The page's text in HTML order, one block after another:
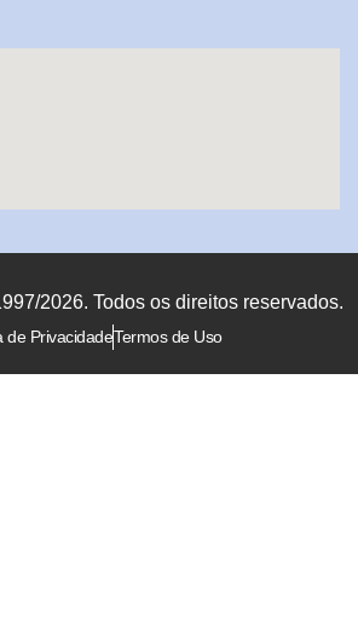
2026. Todos os direitos reservados.
de PrivacidadeTermos de Uso